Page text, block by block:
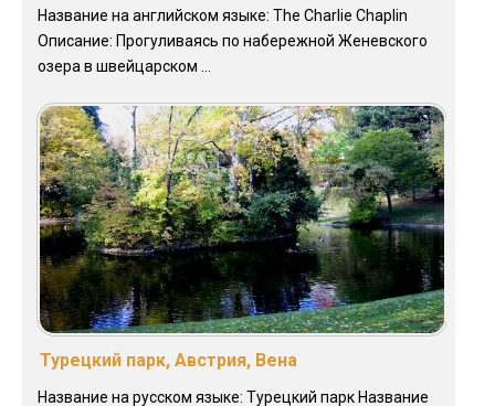
Название на английском языке: The Charlie Chaplin
Описание: Прогуливаясь по набережной Женевского
озера в швейцарском ...
Турецкий парк, Австрия, Вена
Название на русском языке: Турецкий парк Название